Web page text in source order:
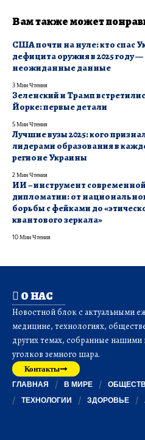
Вам также может
США почти на нуле: кто спас
дефицита оружия в 2025 году —
неожиданные данные
3 Мин Чтения
Зеленский и Трамп
Йорке: первые детали
5 Мин Чтения
Лучшие вузы 2025: кого
лидерами образования в
регионе Украины
2 Мин Чтения
ИИ – инструмент современной
дипломатии: от
борьбы с фейками до
квантового зеркала»
10 Мин Чтения
О НАС
Новостной блок с актуальными
медицине, технологиях,
других темах, собранные
уголков земного шара.
Контакты
ГЛАВНАЯ В МИРЕ
ТЕХНОЛОГИИ
ЗДОРОВЬЕ